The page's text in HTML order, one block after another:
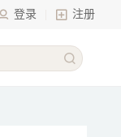
登录 注册